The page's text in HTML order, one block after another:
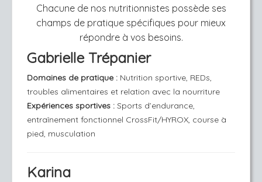
Chacune de nos nutritionnistes possède ses
champs de pratique spécifiques pour mieux
répondre à vos besoins.
Gabrielle Trépanier
Domaines de pratique : Nutrition sportive, REDs,
troubles alimentaires et relation avec la nourriture
Expériences sportives : Sports d’endurance,
entraînement fonctionnel CrossFit/HYROX, course à
pied, musculation
Karina